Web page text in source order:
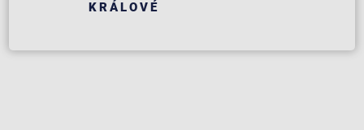
KRÁLOVÉ